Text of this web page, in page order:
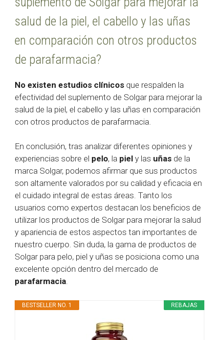
salud de la piel, el cabello y las uñas
en comparación con otros productos
de parafarmacia?
No existen estudios clínicos que respalden la
efectividad del suplemento de Solgar para mejorar la
salud de la piel, el cabello y las uñas en comparación
con otros productos de parafarmacia.
En conclusión, tras analizar diferentes opiniones y
experiencias sobre el pelo, la piel y las uñas de la
marca Solgar, podemos afirmar que sus productos
son altamente valorados por su calidad y eficacia en
el cuidado integral de estas áreas. Tanto los
usuarios como expertos destacan los beneficios de
utilizar los productos de Solgar para mejorar la salud
y apariencia de estos aspectos tan importantes de
nuestro cuerpo. Sin duda, la gama de productos de
Solgar para pelo, piel y uñas se posiciona como una
excelente opción dentro del mercado de
parafarmacia.
REBAJAS
BESTSELLER NO. 1